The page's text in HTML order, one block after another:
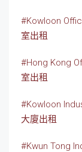
#Kowloon
室出租
#Hong Kong
室出租
#Kowloon
大廈出租
#Kwun Tong